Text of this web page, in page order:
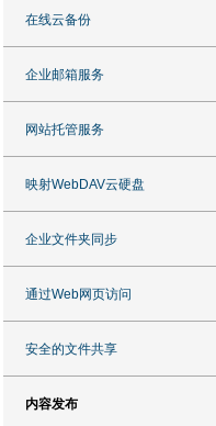
在线云备份
企业邮箱服务
网站托管服务
映射WebDAV云硬盘
企业文件夹同步
通过Web网页访问
安全的文件共享
内容发布